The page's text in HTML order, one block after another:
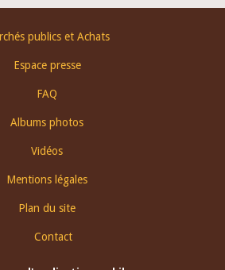
publics et Achats
Espace presse
FAQ
Albums photos
Vidéos
Mentions légales
Plan du site
Contact